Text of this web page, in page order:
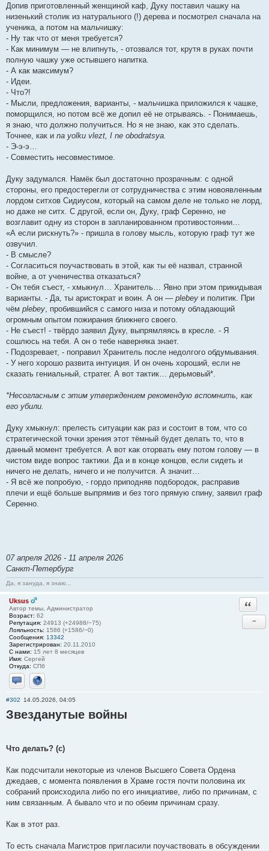
Допив приготовленный женщиной каф, Дуку поставил чашку на
низенький столик из натурального (!) дерева и посмотрел сначала на
ученика, а потом на мальчишку:
- Ну так что от меня требуется?
- Как минимум — не влипнуть, - отозвался тот, крутя в руках почти
полную чашку уже остывшего напитка.
- А как максимум?
- Идеи.
- Что?!
- Мысли, предложения, варианты, - мальчишка приложился к чашке,
поморщился, но потом всё же допил её не отрываясь. - Понимаешь,
я знаю, что должно получиться. Но я не знаю, как это сделать.
Точнее, как и na yolku vlezt, I ne obodratsya.
- Э-э-э…
- Совместить несовместимое.
Дуку задумался. Намёк был достаточно прозрачным: с одной
стороны, его предостерегли от сотрудничества с этим новоявленным
лордом ситхов Сидиусом, который на самом деле не только не лорд,
но даже не ситх. С другой, если он, Дуку, граф Серенно, не
возглавит одну из сторон в запланированном противостоянии…
«А если рискнуть?» - пришла в голову мысль, которую граф тут же
озвучил.
- В смысле?
- Согласиться поучаствовать в этой, как ты её назвал, странной
войне, а от ученичества отказаться?
- Он тебя съест, - хмыкнул… Хранитель… Явно при этом прикидывая
варианты. - Да, ты аристократ и воин. А он — plebey и политик. При
чём plebey, пробившийся с самого низа и потому обладающий
огромным опытом пожирания ближнего своего.
- Не съест! - твёрдо заявил Дуку, выпрямляясь в кресле. - Я
сошлюсь на тебя. А он о тебе наверняка знает.
- Подозревает, - поправил Хранитель после недолгого обдумывания.
- У него хорошо развита интуиция. И он очень хороший, если не
сказать гениальный, стратег. А вот тактик… дерьмовый*.
*Несогласным с этим утверждением рекомендую вспомнить, как
его убили.
Дуку хмыкнул: прелесть ситуации как раз и состоит в том, что со
стратегической точки зрения этот тёмный будет делать то, что в
данный момент требуется. А вот как оторвать ему потом голову — в
чистом виде вопрос тактики. Да и в конце концов, если сидеть и
ничего не делать, ничего и не получится. А значит…
- Я всё же попробую, - гордо приподняв подбородок, расправив
плечи и ещё больше выпрямив и без того прямую спину, заявил граф
Серенно.
07 апреля 2026 - 11 апреля 2026
Санкт-Петербург
Да, я зануда, я знаю...
Uksus
Автор темы, Администратор
Возраст: 62
Репутация: 24913 (+24988/−75)
Лояльность: 1586 (+1586/−0)
Сообщения: 13342
Зарегистрирован: 20.11.2010
С нами: 15 лет 8 месяцев
Имя: Сергей
Откуда: СПб
Отправить личное сообщение
Сайт
−
#302 14.05.2026, 04:05
Звезданутые войны
Что делать? (с)
Как подсчитали некоторые из членов Высшего Совета Ордена
джедаев, с момента появления в Храме гостя почти половина их
собраний происходила либо по его инициативе, либо по причинам, с
ним связанным. А бывало что и по обеим причинам сразу.
Как в этот раз.
То есть сначала Магистров пригласили поучаствовать в обсуждении